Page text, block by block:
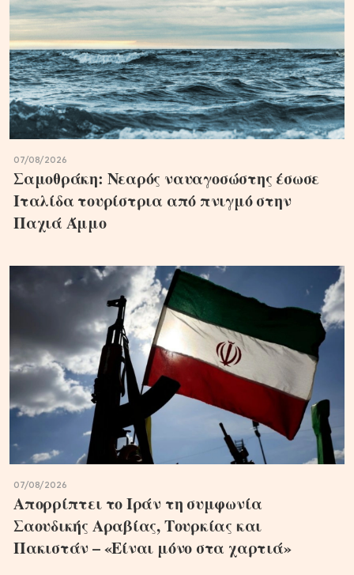
07/08/2026
Σαμοθράκη: Νεαρός ναυαγοσώστης έσωσε
Ιταλίδα τουρίστρια από πνιγμό στην
Παχιά Άμμο
07/08/2026
Απορρίπτει το Ιράν τη συμφωνία
Σαουδικής Αραβίας, Τουρκίας και
Πακιστάν – «Είναι μόνο στα χαρτιά»